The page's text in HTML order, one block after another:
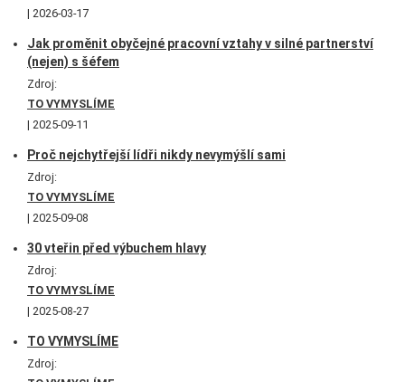
2026-03-17
Jak proměnit obyčejné pracovní vztahy v silné partnerství
(nejen) s šéfem
Zdroj:
TO VYMYSLÍME
2025-09-11
Proč nejchytřejší lídři nikdy nevymýšlí sami
Zdroj:
TO VYMYSLÍME
2025-09-08
30 vteřin před výbuchem hlavy
Zdroj:
TO VYMYSLÍME
2025-08-27
TO VYMYSLÍME
Zdroj: